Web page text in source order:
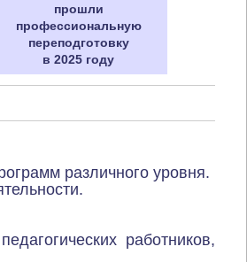
прошли
профессиональную
переподготовку
в 2025 году
различного уровня.
работников,